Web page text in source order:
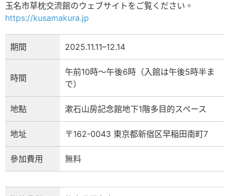
玉名市草枕交流館のウェブサイトをご覧ください。
https://kusamakura.jp
期間 2025.11.11–12.14
時間
午前10時～午後6時（入館は午後5時半ま
で）
地點 漱石山房記念館地下1階多目的スペース
地址 〒162-0043 東京都新宿区早稲田南町7
參加費用 無料